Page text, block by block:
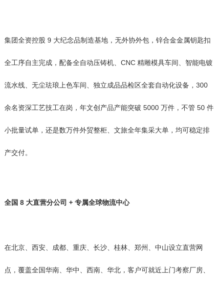
集团全资控股 9 大纪念品制造基地，无外协外包，锌合金金属钥匙扣
全工序自主完成，配备全自动压铸机、CNC 精雕模具车间、智能电镀
流水线、无尘珐琅上色车间、独立成品品检区全套自动化设备，300
余名资深工艺技工在岗，年文创产品产能突破 5000 万件，不管 50 件
小批量试单，还是数万件外贸整柜、文旅全年集采大单，均可稳定排
产交付。
全国 8 大直营分公司 + 专属全球物流中心
在北京、西安、成都、重庆、长沙、桂林、郑州、中山设立直营网
点，覆盖全国华南、华中、西南、华北，客户可就近上门考察厂房、